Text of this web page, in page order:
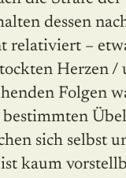
dessen
–
Herzen /
Folgen
sich selbst
kaum